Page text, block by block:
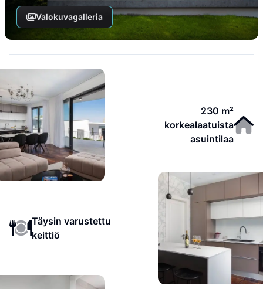
Valokuvagalleria
230 m²
korkealaatuista
asuintilaa
Täysin varustettu
keittiö